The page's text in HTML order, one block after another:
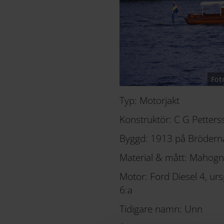
Typ: Motorjakt
Konstruktör: C G
Byggd: 1913 på
Material & mått:
Motor: Ford Diesel 4,
6:a
Tidigare namn: Unn